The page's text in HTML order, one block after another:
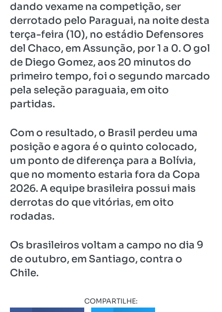
dando vexame na competição, ser
derrotado pelo Paraguai, na noite desta
terça-feira (10), no estádio Defensores
del Chaco, em Assunção, por 1 a 0. O gol
de Diego Gomez, aos 20 minutos do
primeiro tempo, foi o segundo marcado
pela seleção paraguaia, em oito
partidas.
Com o resultado, o Brasil perdeu uma
posição e agora é o quinto colocado,
um ponto de diferença para a Bolívia,
que no momento estaria fora da Copa
2026. A equipe brasileira possui mais
derrotas do que vitórias, em oito
rodadas.
Os brasileiros voltam a campo no dia 9
de outubro, em Santiago, contra o
Chile.
COMPARTILHE: